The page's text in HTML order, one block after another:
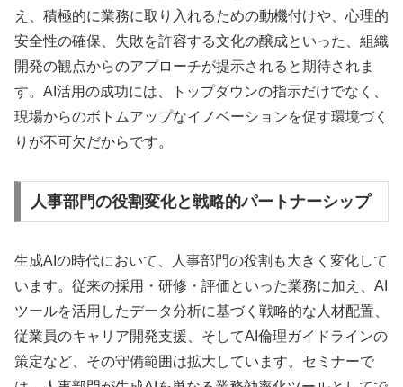
え、積極的に業務に取り入れるための動機付けや、心理的
安全性の確保、失敗を許容する文化の醸成といった、組織
開発の観点からのアプローチが提示されると期待されま
す。AI活用の成功には、トップダウンの指示だけでなく、
現場からのボトムアップなイノベーションを促す環境づく
りが不可欠だからです。
人事部門の役割変化と戦略的パートナーシップ
生成AIの時代において、人事部門の役割も大きく変化して
います。従来の採用・研修・評価といった業務に加え、AI
ツールを活用したデータ分析に基づく戦略的な人材配置、
従業員のキャリア開発支援、そしてAI倫理ガイドラインの
策定など、その守備範囲は拡大しています。セミナーで